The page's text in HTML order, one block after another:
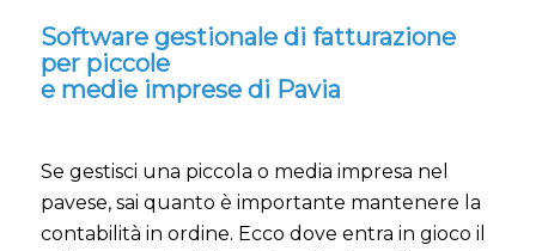
Software gestionale di fatturazione
per piccole
e medie imprese di Pavia
Se gestisci una piccola o media impresa nel
pavese, sai quanto è importante mantenere la
contabilità in ordine. Ecco dove entra in gioco il